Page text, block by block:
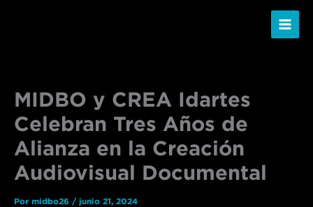
MIDBO y CREA Idartes
Celebran Tres Años de
Alianza en la Creación
Audiovisual Documental
Por midbo26 / junio 21, 2024